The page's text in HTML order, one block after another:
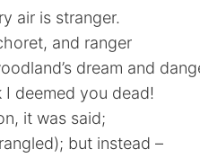
air is stranger.
and ranger
dream and
I deemed you dead!
it was said;
but instead –